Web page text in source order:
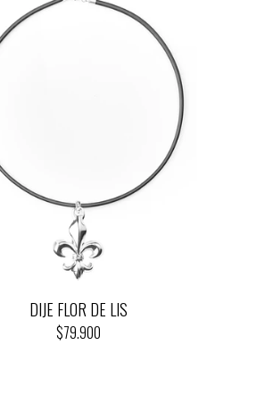
DIJE FLOR DE LIS
$79.900